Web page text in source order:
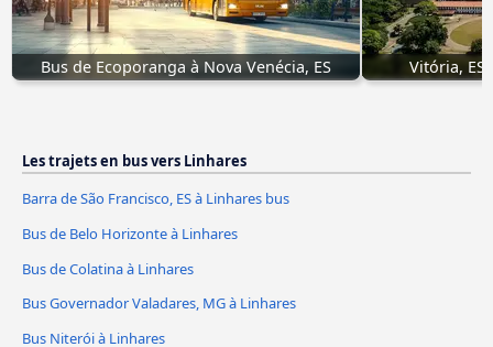
Bus de Ecoporanga à Nova Venécia, ES Vitória, ES
Les trajets en bus vers Linhares
Barra de São Francisco, ES à Linhares bus
Bus de Belo Horizonte à Linhares
Bus de Colatina à Linhares
Bus Governador Valadares, MG à Linhares
Bus Niterói à Linhares